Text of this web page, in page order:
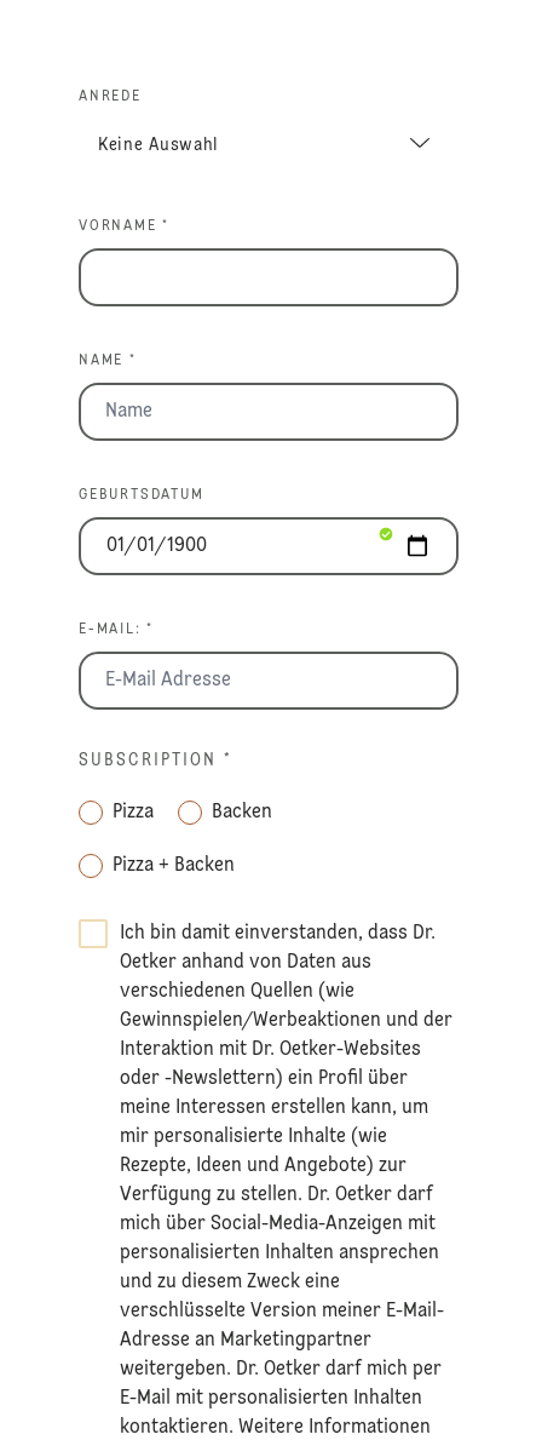
ANREDE
VORNAME *
NAME *
GEBURTSDATUM
E-MAIL: *
SUBSCRIPTION *
Pizza Backen
Pizza + Backen
Ich bin damit einverstanden, dass Dr.
Oetker anhand von Daten aus
verschiedenen Quellen (wie
Gewinnspielen/Werbeaktionen und der
Interaktion mit Dr. Oetker-Websites
oder -Newslettern) ein Profil über
meine Interessen erstellen kann, um
mir personalisierte Inhalte (wie
Rezepte, Ideen und Angebote) zur
Verfügung zu stellen. Dr. Oetker darf
mich über Social-Media-Anzeigen mit
personalisierten Inhalten ansprechen
und zu diesem Zweck eine
verschlüsselte Version meiner E-Mail-
Adresse an Marketingpartner
weitergeben. Dr. Oetker darf mich per
E-Mail mit personalisierten Inhalten
kontaktieren. Weitere Informationen